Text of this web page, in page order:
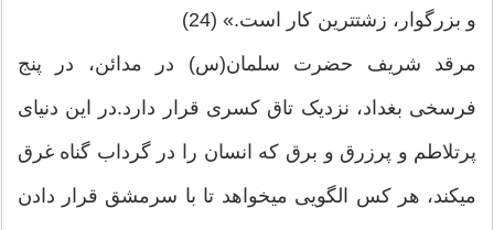
و بزرگوار، زشت‏ترین کار است.» (24)
مرقد شریف حضرت سلمان(س) در مدائن، در پنج
فرسخی بغداد، نزدیک تاق کسری قرار دارد.در این دنیای
پرتلاطم و پرزرق و برق که انسان را در گرداب گناه غرق
می‏کند، هر کس الگویی می‏خواهد تا با سرمشق قرار دادن